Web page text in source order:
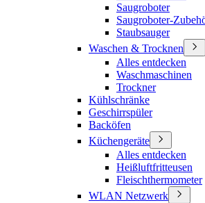
Saugroboter
Saugroboter-
Staubsauger
Waschen & Trocknen
Alles entdecken
Waschmaschinen
Trockner
Kühlschränke
Geschirrspüler
Backöfen
Küchengeräte
Alles entdecken
Heißluftfritteusen
Fleischthermometer
WLAN Netzwerk